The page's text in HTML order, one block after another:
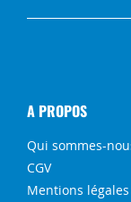
A PROPOS
Qui sommes-
CGV
Mentions légales